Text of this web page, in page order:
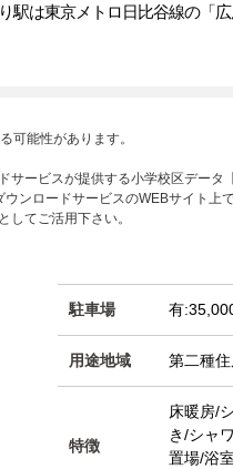
は東京メトロ日比谷線の「
可能性があります。
ービスが提供する小学校区デー
ンロードサービスのWEBサイト上
てご活用下さい。
駐車場 有
用途地域 第二種
特徴
床暖房/
き/シャ
置場/浴